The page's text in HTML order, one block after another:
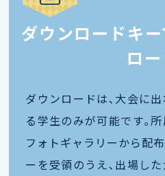
ダウンロードキ
ロ
ダウンロードは､大会に
る学生のみが可能です｡
フォトギャラリーから配
ーを受領のうえ､出場し